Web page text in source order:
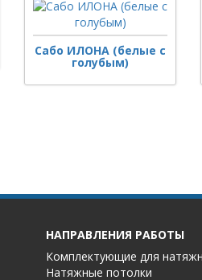
Сабо ИЛОНА (белые с
голубым)
НАПРАВЛЕНИЯ РАБОТЫ
Комплектующие для
Натяжные потолки